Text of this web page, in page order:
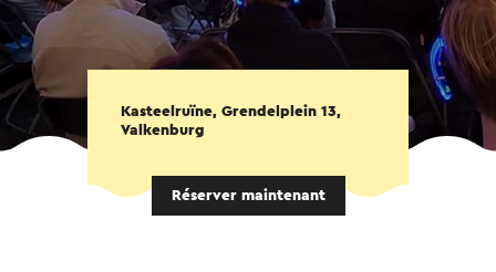
Kasteelruïne, Grendelplein 13,
Valkenburg
Réserver maintenant